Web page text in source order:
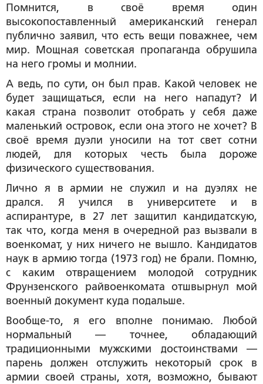
Помнится, в своё время один
высокопоставленный американский генерал
публично заявил, что есть вещи поважнее, чем
мир. Мощная советская пропаганда обрушила
на него громы и молнии.
А ведь, по сути, он был прав. Какой человек не
будет защищаться, если на него нападут? И
какая страна позволит отобрать у себя даже
маленький островок, если она этого не хочет? В
своё время дуэли уносили на тот свет сотни
людей, для которых честь была дороже
физического существования.
Лично я в армии не служил и на дуэлях не
дрался. Я учился в университете и в
аспирантуре, в 27 лет защитил кандидатскую,
так что, когда меня в очередной раз вызвали в
военкомат, у них ничего не вышло. Кандидатов
наук в армию тогда (1973 год) не брали. Помню,
с каким отвращением молодой сотрудник
Фрунзенского райвоенкомата отшвырнул мой
военный документ куда подальше.
Вообще-то, я его вполне понимаю. Любой
нормальный — точнее, обладающий
традиционными мужскими достоинствами —
парень должен отслужить некоторый срок в
армии своей страны, хотя, возможно, бывают